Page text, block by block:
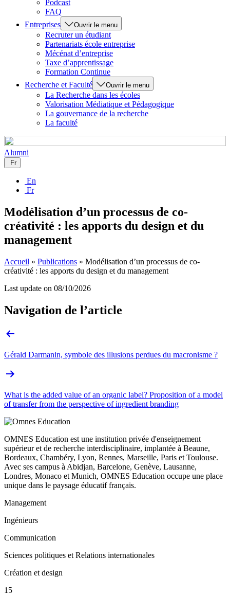
Podcast
FAQ
Entreprises
Ouvrir le menu
Recruter un étudiant
Partenariats école entreprise
Mécénat d’entreprise
Taxe d’apprentissage
Formation Continue
Recherche et Faculté
Ouvrir le menu
La Recherche dans les écoles
Valorisation Médiatique et Pédagogique
La gouvernance de la recherche
La faculté
Alumni
Fr
En
Fr
Modélisation d’un processus de co-
créativité : les apports du design et du
management
Accueil » Publications » Modélisation d’un processus de co-
créativité : les apports du design et du management
Last update on 08/10/2026
Navigation de l’article
Gérald Darmanin, symbole des illusions perdues du macronisme ?
What is the added value of an organic label? Proposition of a model
of transfer from the perspective of ingredient branding
OMNES Education est une institution privée d'enseignement
supérieur et de recherche interdisciplinaire, implantée à Beaune,
Bordeaux, Chambéry, Lyon, Rennes, Marseille, Paris et Toulouse.
Avec ses campus à Abidjan, Barcelone, Genève, Lausanne,
Londres, Monaco et Munich, OMNES Education occupe une place
unique dans le paysage éducatif français.
Management
Ingénieurs
Communication
Sciences politiques et Relations internationales
Création et design
15